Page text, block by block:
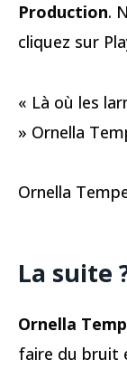
Production.
cliquez sur
« Là où les
» Ornella
Ornella
La suite
Ornella
faire du bruit